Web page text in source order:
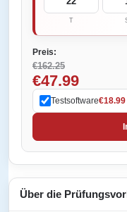
T
Preis:
€162.25
€47.99
Testsoftware€18.99
Über die